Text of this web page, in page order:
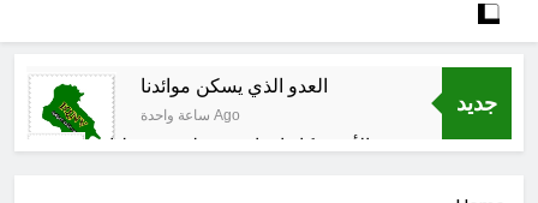
جديد
العدو الذي يسكن موائدنا
ساعة واحدة Ago
بالأمس كانوا يراهنون على سقوطنا